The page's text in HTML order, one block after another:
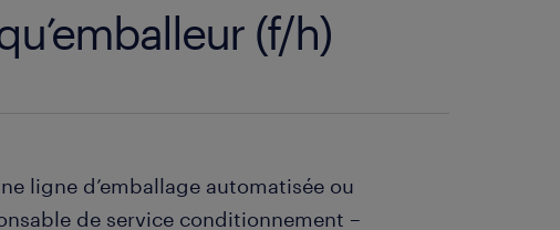
(f/h)
ligne d’emballage automatisée ou
de service conditionnement –